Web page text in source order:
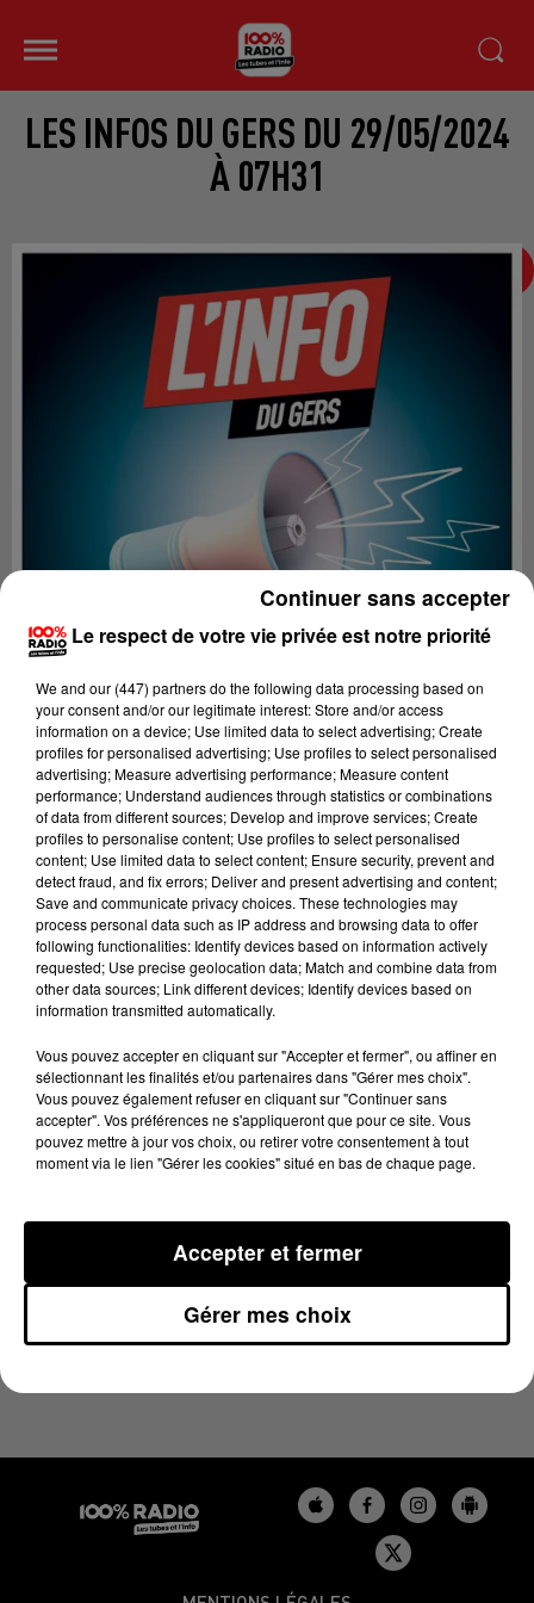
LES INFOS DU GERS DU 29/05/2024
À 07H31
Lecture (4 min 13 sec)
100%
29 mai 2024 - 4 min 13 sec
LES INFOS DU GERS DU 29/05/2024 À 07H31
Le respect de votre vie privée est notre priorité
We and our (447) partnersdo the following data processing based on
your consent and/or our legitimate interest: Store and/or access
information on a device; Use limited data to select advertising; Create
profiles for personalised advertising; Use profiles to select personalised
advertising; Measure advertising performance; Measure content
performance; Understand audiences through statistics or combinations
of data from different sources; Develop and improve services; Create
profiles to personalise content; Use profiles to select personalised
content; Use limited data to select content; Ensure security, prevent and
detect fraud, and fix errors; Deliver and present advertising and content;
Save and communicate privacy choices. These technologies may
process personal data such as IP address and browsing data to offer
following functionalities: Identify devices based on information actively
requested; Use precise geolocation data; Match and combine data from
other data sources; Link different devices; Identify devices based on
information transmitted automatically.
Vous pouvez accepter en cliquant sur "Accepter et fermer", ou affiner en
sélectionnant les finalités et/ou partenaires dans "Gérer mes choix".
Vous pouvez également refuser en cliquant sur "Continuer sans
accepter". Vos préférences ne s'appliqueront que pour ce site. Vous
pouvez mettre à jour vos choix, ou retirer votre consentement à tout
moment via le lien "Gérer les cookies" situé en bas de chaque page.
Gérer mes choix
Accepter et fermer
Continuer sans accepter